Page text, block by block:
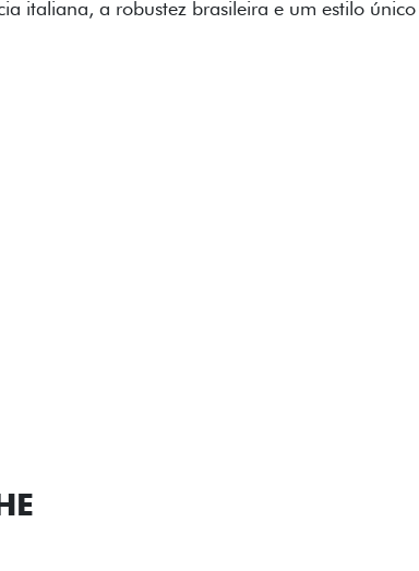
acabamento impecável e detalhes